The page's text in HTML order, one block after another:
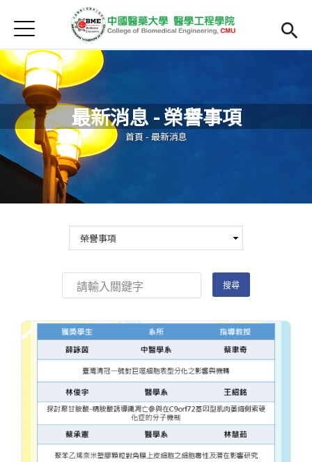
首頁
最新消息
Open submenu (院系簡介)
院系簡介
院長簡介
Open submenu (主任簡介)
主任簡介
師資
Open submenu (法規/表單)
Open
English
Jump to Main content
最新消息 - 榮譽事項
您在這裡
首頁 - 最新消息